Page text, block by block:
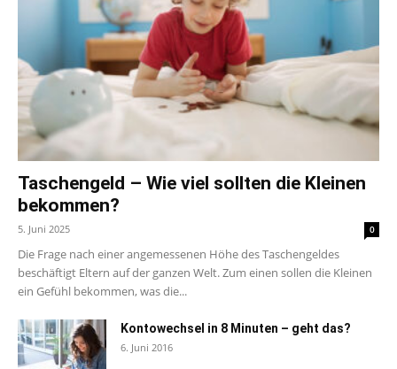
Taschengeld – Wie viel sollten die Kleinen
bekommen?
5. Juni 2025 0
Die Frage nach einer angemessenen Höhe des Taschengeldes
beschäftigt Eltern auf der ganzen Welt. Zum einen sollen die Kleinen
ein Gefühl bekommen, was die...
Kontowechsel in 8 Minuten – geht das?
6. Juni 2016